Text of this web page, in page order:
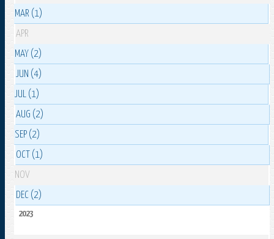
MAR (1)
APR
MAY (2)
JUN (4)
JUL (1)
AUG (2)
SEP (2)
OCT (1)
NOV
DEC (2)
2023